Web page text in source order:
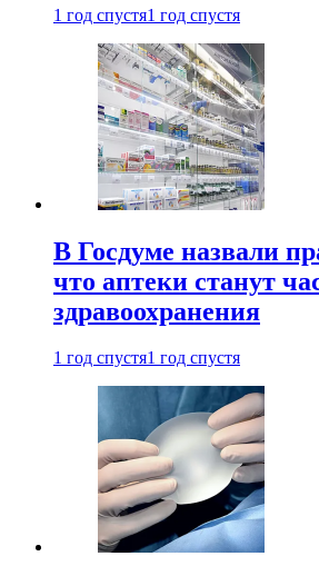
1 год спустя1 год спустя
В Госдуме назвали
что аптеки станут
здравоохранения
1 год спустя1 год спустя